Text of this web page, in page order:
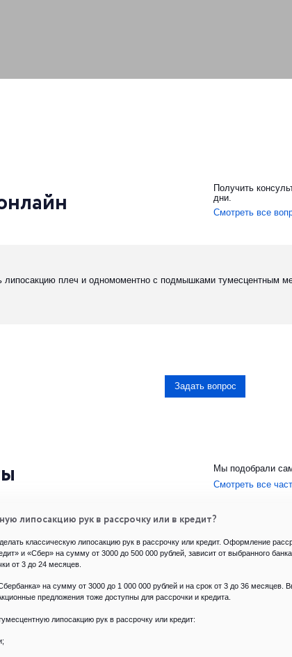
Получить
дни.
Смотреть все
плеч и одномоментно с подмышками тумесцентным
Задать вопрос
Мы подобрали
Смотреть все
липосакцию рук в рассрочку или в кредит?
классическую липосакцию рук в рассрочку или кредит. Оформление
и «Cбер» на сумму от 3000 до 500 000 рублей, зависит от выбранного
от 3 до 24 месяцев.
на сумму от 3000 до 1 000 000 рублей и на срок от 3 до 36
предложения тоже доступны для рассрочки и кредита.
липосакцию рук в рассрочку или кредит: